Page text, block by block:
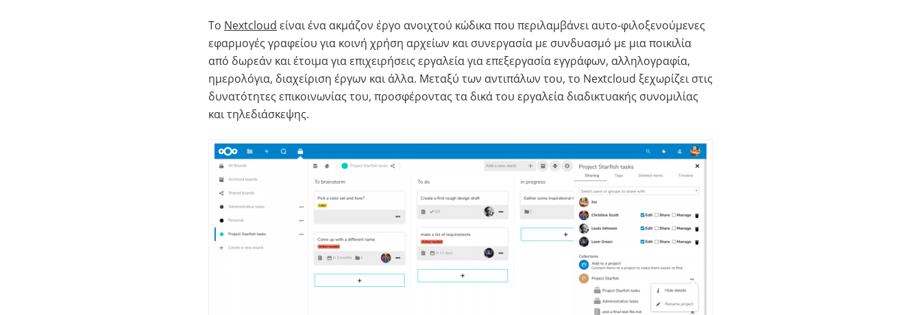
Το Nextcloud είναι ένα ακμάζον έργο ανοιχτού κώδικα που περιλαμβάνει αυτο-φιλοξενούμενες
εφαρμογές γραφείου για κοινή χρήση αρχείων και συνεργασία με συνδυασμό με μια ποικιλία
από δωρεάν και έτοιμα για επιχειρήσεις εργαλεία για επεξεργασία εγγράφων, αλληλογραφία,
ημερολόγια, διαχείριση έργων και άλλα. Μεταξύ των αντιπάλων του, το Nextcloud ξεχωρίζει στις
δυνατότητες επικοινωνίας του, προσφέροντας τα δικά του εργαλεία διαδικτυακής συνομιλίας
και τηλεδιάσκεψης.